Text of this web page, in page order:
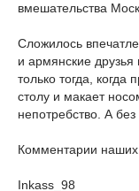
вмешательства
Сложилось
и армянские
только тогда, когда
столу и макает
непотребство. А
Комментарии наших
Inkass_98